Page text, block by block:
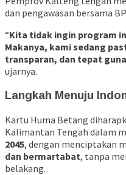
dan pengawasan bersama
“Kita tidak ingin program
Makanya, kami sedang
transparan, dan tepat
ujarnya.
Langkah Menuju
Kartu Huma Betang
Kalimantan Tengah dalam
2045, dengan menciptakan
dan bermartabat, tanpa
belakang.